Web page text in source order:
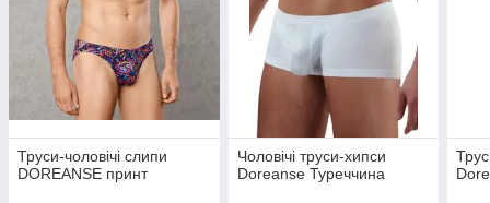
Труси-чоловічі слипи
DOREANSE принт
Чоловічі труси-хипси
Doreanse Туреччина